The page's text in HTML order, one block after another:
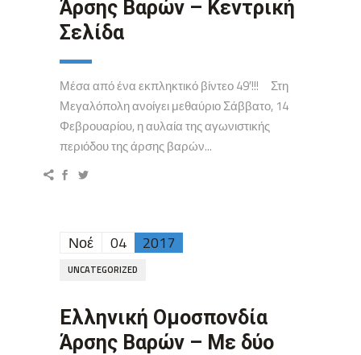
Άρσης Βαρών – Κεντρική
Σελίδα
Μέσα από ένα εκπληκτικό βίντεο 49′!!! Στη
Μεγαλόπολη ανοίγει μεθαύριο Σάββατο, 14
Φεβρουαρίου, η αυλαία της αγωνιστικής
περιόδου της άρσης βαρών...
Νοέ 04 2017
UNCATEGORIZED
Ελληνική Ομοσπονδία
Άρσης Βαρών – Με δύο